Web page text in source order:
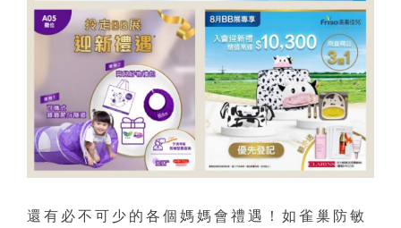
還有必不可少的各個媽媽會禮遇！如雀巢防敏